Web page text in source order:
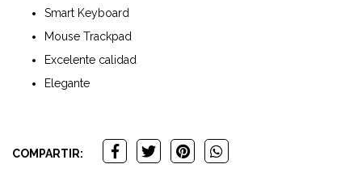
Smart Keyboard
Mouse Trackpad
Excelente calidad
Elegante
COMPARTIR: